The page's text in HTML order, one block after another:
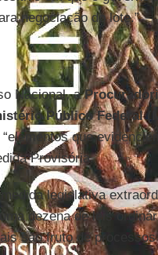
negociação do lote.”
Nacional, a
Público Federal
que
Provisória.
legislativa
dezena de leis
são fruto de